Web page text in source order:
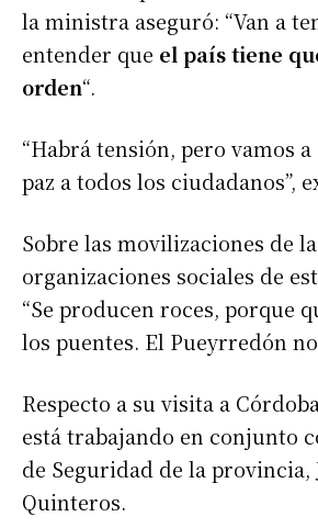
la ministra aseguró: “Van a
entender que el país tiene
orden“.
“Habrá tensión, pero vamos
paz a todos los ciudadanos”,
Sobre las movilizaciones de
organizaciones sociales de
“Se producen roces, porque
los puentes. El Pueyrredón no
Respecto a su visita a
está trabajando en conjunto
de Seguridad de la provincia,
Quinteros.